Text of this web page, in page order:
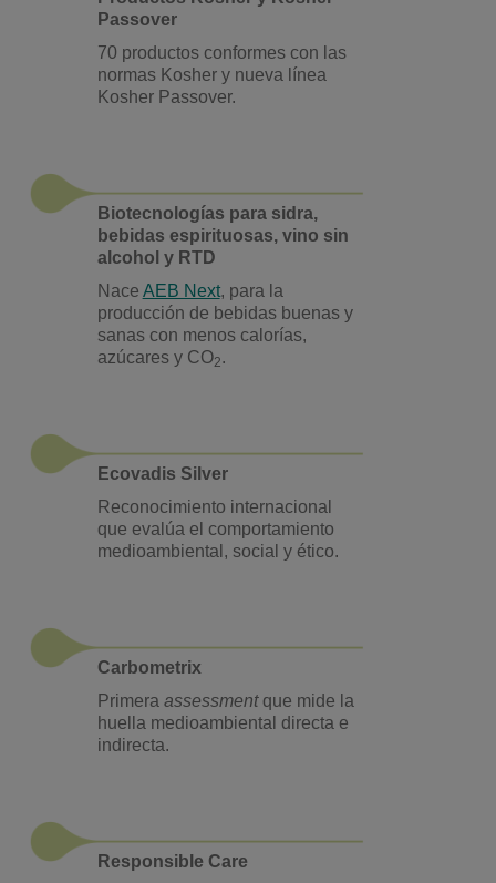
Passover
70 productos conformes con las
normas Kosher y nueva línea
Kosher Passover.
Biotecnologías para sidra,
bebidas espirituosas, vino sin
alcohol y RTD
Nace AEB Next, para la
producción de bebidas buenas y
sanas con menos calorías,
azúcares y CO2.
Ecovadis Silver
Reconocimiento internacional
que evalúa el comportamiento
medioambiental, social y ético.
Carbometrix
Primera assessmentque mide la
huella medioambiental directa e
indirecta.
Responsible Care